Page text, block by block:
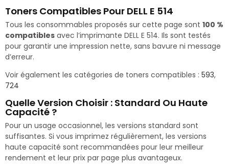
Toners Compatibles Pour DELL E 514
Tous les consommables proposés sur cette page sont 100 %
compatibles avec l’imprimante DELL E 514. Ils sont testés
pour garantir une impression nette, sans bavure ni message
d’erreur.
Voir également les catégories de toners compatibles : 593,
724
Quelle Version Choisir : Standard Ou Haute
Capacité ?
Pour un usage occasionnel, les versions standard sont
suffisantes. Si vous imprimez régulièrement, les versions
haute capacité sont recommandées pour leur meilleur
rendement et leur prix par page plus avantageux.